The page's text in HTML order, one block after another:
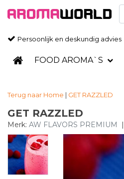
Persoonlijk en deskundig advies
FOOD AROMA`S
Terug naar Home | GET RAZZLED
GET RAZZLED
Merk: AW FLAVORS PREMIUM |